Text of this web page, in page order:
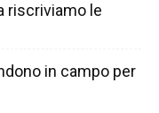
riscriviamo le
in campo per